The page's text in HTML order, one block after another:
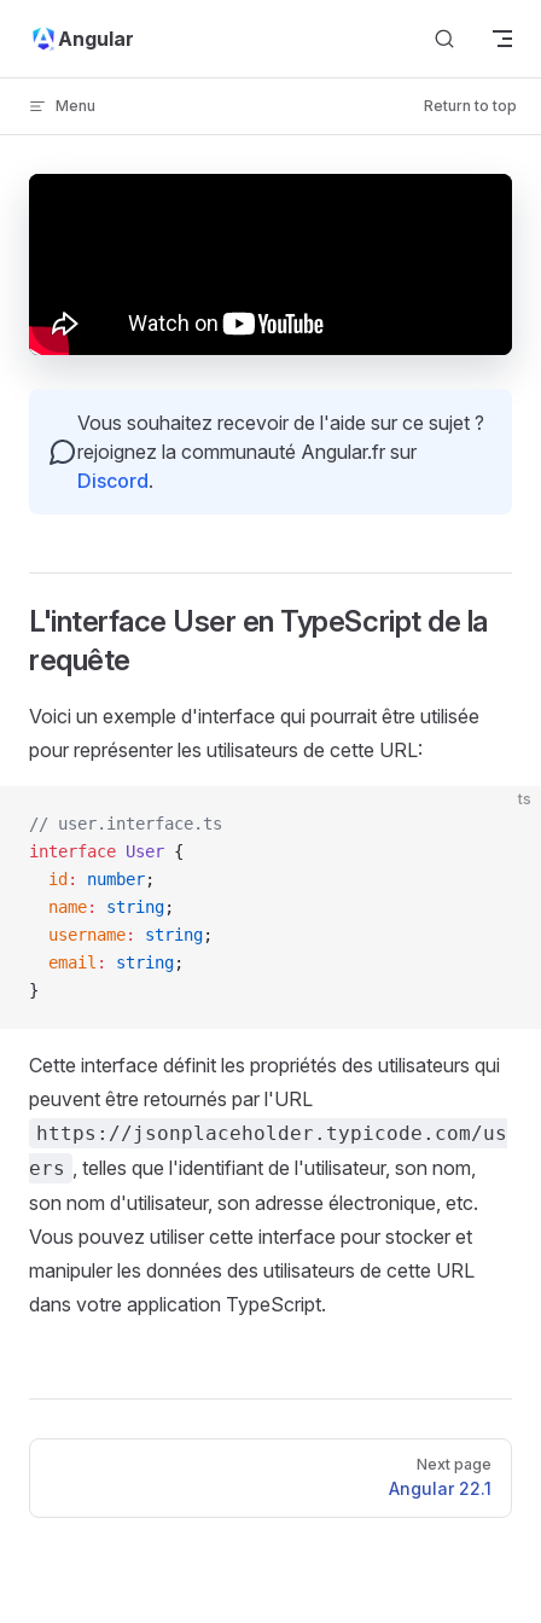
Skip to content
Angular
Menu Return to top
Vous souhaitez recevoir de l'aide sur ce sujet ?
rejoignez la communauté Angular.fr sur
Discord.
L'interface User en TypeScript de la
requête
Voici un exemple d'interface qui pourrait être utilisée
pour représenter les utilisateurs de cette URL:
ts
// user.interface.ts
interface User {
  id
: number;
  name
: string;
  username
: string;
  email
: string;
}
Cette interface définit les propriétés des utilisateurs qui
peuvent être retournés par l'URL
https://jsonplaceholder.typicode.com/us
ers , telles que l'identifiant de l'utilisateur, son nom,
son nom d'utilisateur, son adresse électronique, etc.
Vous pouvez utiliser cette interface pour stocker et
manipuler les données des utilisateurs de cette URL
dans votre application TypeScript.
Pager
Next page
Angular 22.1